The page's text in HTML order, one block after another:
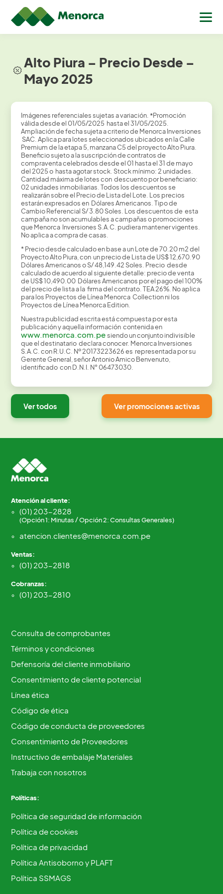
Alto Piura – Precio Desde –
Mayo 2025
Imágenes referenciales sujetas a variación. *Promoción
válida desde el 01/05/2025 hasta el 31/05/2025.
Ampliación de fecha sujeta a criterio de Menorca Inversiones
SAC. Aplica para lotes seleccionados ubicados en la Calle
Premium de la etapa 5, manzana C5 del proyecto Alto Piura.
Beneficio sujeto a la suscripción de contratos de
compraventa celebrados desde el 01 hasta el 31 de mayo
del 2025 o hasta agotar stock. Stock mínimo: 2 unidades.
Cantidad máxima de lotes con descuento por beneficiario:
02 unidades inmobiliarias. Todos los descuentos se
realizarán sobre el Precio de Lista del Lote. Los precios
estarán expresados en Dólares Americanos. Tipo de
Cambio Referencial S/ 3.80 Soles. Los descuentos de esta
campaña no son acumulables a campañas o promociones
que Menorca Inversiones S.A.C. pudiera mantener vigentes.
No aplica a compra de casas.
* Precio desde calculado en base a un Lote de 70.20 m2 del
Proyecto Alto Piura, con un precio de Lista de US$ 12,670.90
Dólares Americanos o S/ 48,149.42 Soles. Precio desde
calculado de acuerdo al siguiente detalle: precio de venta
de US$ 10,490.00 Dólares Americanos por el pago del 100%
del precio de lista a la firma del contrato. TEA 26%. No aplica
para los Proyectos de Línea Menorca Collection ni los
Proyectos de Línea Menorca Edition.
Nuestra publicidad escrita está compuesta por esta
publicación y aquella información contenida en
www.menorca.com.pe siendo un conjunto indivisible
que el destinatario declara conocer. Menorca Inversiones
S.A.C. con R.U.C. Nº 20173223626 es representada por su
Gerente General, señor Antonio Amico Benvenuto,
identificado con D.N.I. N° 06473030.
Ver todos Ver promociones activas
Atención al cliente:
(01) 203-2828
(Opción 1: Minutas / Opción 2: Consultas Generales)
atencion.clientes@menorca.com.pe
Ventas:
(01) 203-2818
Cobranzas:
(01) 203-2810
Consulta de comprobantes
Términos y condiciones
Defensoría del cliente inmobiliario
Consentimiento de cliente potencial
Línea ética
Código de ética
Código de conducta de proveedores
Consentimiento de Proveedores
Instructivo de embalaje Materiales
Trabaja con nosotros
Políticas:
Política de seguridad de información
Política de cookies
Política de privacidad
Política Antisoborno y PLAFT
Política SSMAGS